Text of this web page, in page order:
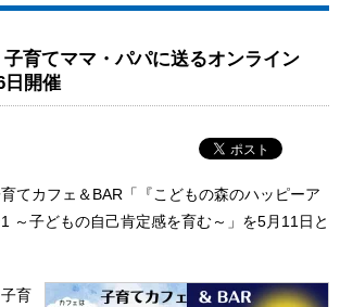
育てママ・パパに送るオンライン
開催
てカフェ＆BAR「『こどもの森のハッピーア
～子どもの自己肯定感を育む～」を5月11日と
育